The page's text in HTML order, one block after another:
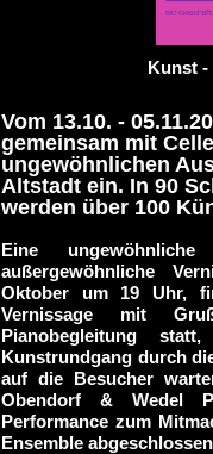
Kunst -
Vom 13.10. -
gemeinsam mit
ungewöhnlichen
Altstadt ein. In 90
werden über 100
Eine
außergewöhnliche
Oktober um 19 Uhr,
Vernissage mit
Pianobegleitung
Kunstrundgang durch
auf die Besucher
Obendorf & Wedel
Performance zum
Ensemble